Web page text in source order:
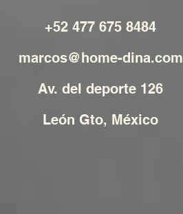
+52 477 675 8484
marcos@home-dina.com
León Gto, México
Av. del deporte 126